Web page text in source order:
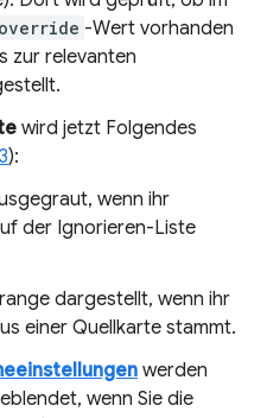
-Wert vorhanden
zur relevanten
wird jetzt Folgendes
):
wenn ihr
der Ignorieren-Liste
dargestellt, wenn ihr
einer Quellkarte stammt.
werden
wenn Sie die